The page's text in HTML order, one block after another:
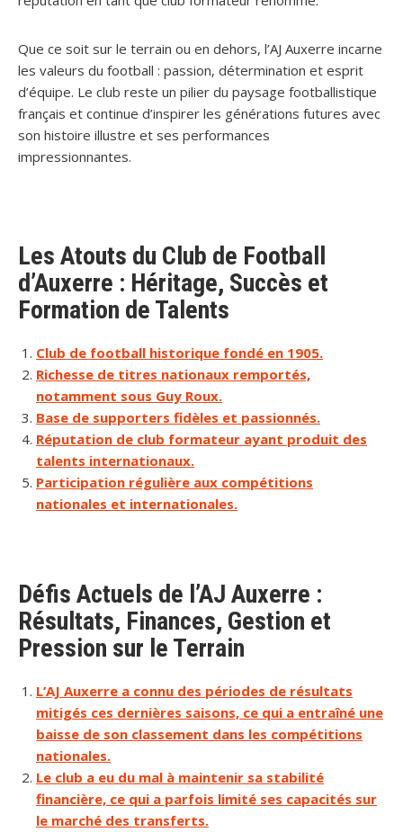
Que ce soit sur le terrain ou en dehors, l’AJ Auxerre incarne
les valeurs du football : passion, détermination et esprit
d’équipe. Le club reste un pilier du paysage footballistique
français et continue d’inspirer les générations futures avec
son histoire illustre et ses performances
impressionnantes.
Les Atouts du Club de Football
d’Auxerre : Héritage, Succès et
Formation de Talents
Club de football historique fondé en 1905.
Richesse de titres nationaux remportés,
notamment sous Guy Roux.
Base de supporters fidèles et passionnés.
Réputation de club formateur ayant produit des
talents internationaux.
Participation régulière aux compétitions
nationales et internationales.
Défis Actuels de l’AJ Auxerre :
Résultats, Finances, Gestion et
Pression sur le Terrain
L’AJ Auxerre a connu des périodes de résultats
mitigés ces dernières saisons, ce qui a entraîné une
baisse de son classement dans les compétitions
nationales.
Le club a eu du mal à maintenir sa stabilité
financière, ce qui a parfois limité ses capacités sur
le marché des transferts.